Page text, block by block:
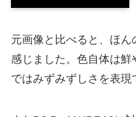
元画像と比べると、ほ
感じました。色自体は
ではみずみずしさを表現